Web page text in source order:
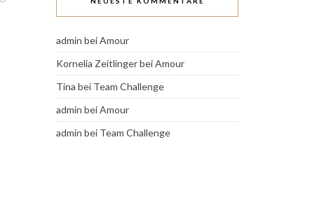
admin beiAmour
Kornelia ZeitlingerbeiAmour
Tina bei Team Challenge
admin beiAmour
admin bei Team Challenge